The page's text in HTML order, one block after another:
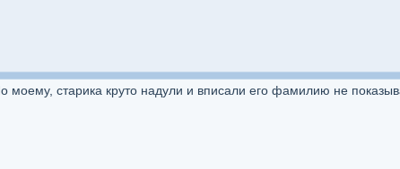
моему, старика круто надули и вписали его фамилию не